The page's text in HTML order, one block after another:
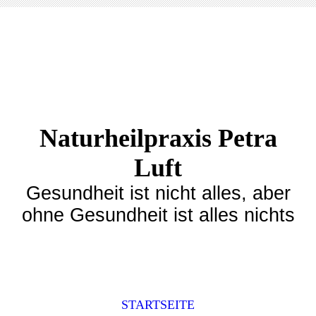
Naturheilpraxis Petra
Luft
Gesundheit ist nicht alles, aber
ohne Gesundheit ist alles nichts
STARTSEITE